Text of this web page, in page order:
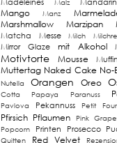
Malz
Mango
Manz
Marshmallow Marzipan
Matcha Messe Milch
Mirror Glaze
mit Alkohol
Motivtorte Mousse Muffin
Muttertag Naked Cake No-
Nutella Orangen Oreo
Cotta
Papaya Paranuss
Pavlova Pekannuss Petit Four
Pfirsich Pflaumen Pink
Popcorn Printen Prosecco
Quitten Red Velvet